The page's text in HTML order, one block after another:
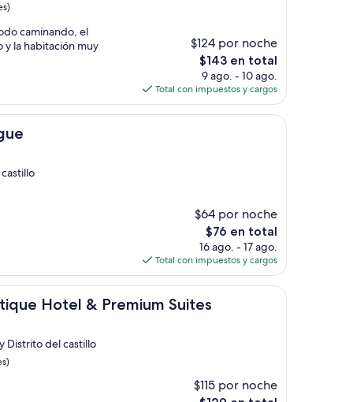
caminando, el
y la habitación muy
$124 por noche
El
precio
actual
es
de
$143 en total
9 ago. - 10 ago.
Total con impuestos y cargos
$64 por noche
El
precio
actual
es
de
$76
$76 en total
16 ago. - 17 ago.
Total con impuestos y cargos
Hotel & Premium Suites
& Premium Suites
Distrito del castillo
$115 por noche